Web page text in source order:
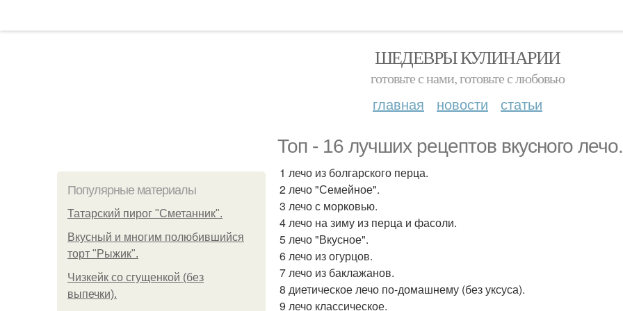
ШЕДЕВРЫ КУЛИНАРИИ
готовьте с нами, готовьте с любовью
главная новости статьи
Топ - 16 лучших рецептов вкусного лечо.
Популярные материалы
Татарский пирог "Сметанник".
Вкусный и многим полюбившийся
торт "Рыжик".
Чизкейк со сгущенкой (без
выпечки).
1 лечо из болгарского перца.
2 лечо "Семейное".
3 лечо с морковью.
4 лечо на зиму из перца и фасоли.
5 лечо "Вкусное".
6 лечо из огурцов.
7 лечо из баклажанов.
8 диетическое лечо по-домашнему (без уксуса).
9 лечо классическое.